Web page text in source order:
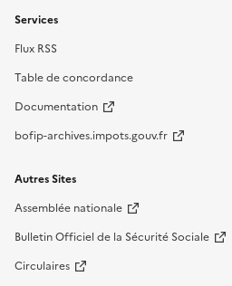
Services
Flux RSS
Table de concordance
Documentation
bofip-archives.impots.gouv.fr
Autres Sites
Assemblée nationale
Bulletin Officiel de la Sécurité Sociale
Circulaires